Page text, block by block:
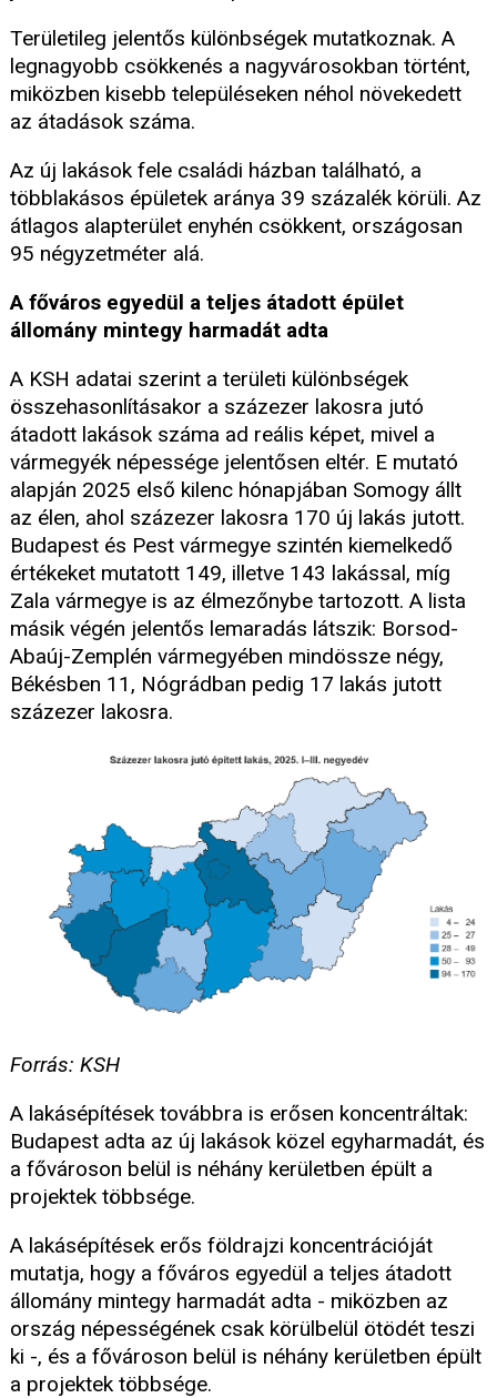
Területileg jelentős különbségek mutatkoznak. A
legnagyobb csökkenés a nagyvárosokban történt,
miközben kisebb településeken néhol növekedett
az átadások száma.
Az új lakások fele családi házban található, a
többlakásos épületek aránya 39 százalék körüli. Az
átlagos alapterület enyhén csökkent, országosan
95 négyzetméter alá.
A főváros egyedül a teljes átadott épület
állomány mintegy harmadát adta
A KSH adatai szerint a területi különbségek
összehasonlításakor a százezer lakosra jutó
átadott lakások száma ad reális képet, mivel a
vármegyék népessége jelentősen eltér. E mutató
alapján 2025 első kilenc hónapjában Somogy állt
az élen, ahol százezer lakosra 170 új lakás jutott.
Budapest és Pest vármegye szintén kiemelkedő
értékeket mutatott 149, illetve 143 lakással, míg
Zala vármegye is az élmezőnybe tartozott. A lista
másik végén jelentős lemaradás látszik: Borsod-
Abaúj-Zemplén vármegyében mindössze négy,
Békésben 11, Nógrádban pedig 17 lakás jutott
százezer lakosra.
Forrás: KSH
A lakásépítések továbbra is erősen koncentráltak:
Budapest adta az új lakások közel egyharmadát, és
a fővároson belül is néhány kerületben épült a
projektek többsége.
A lakásépítések erős földrajzi koncentrációját
mutatja, hogy a főváros egyedül a teljes átadott
állomány mintegy harmadát adta - miközben az
ország népességének csak körülbelül ötödét teszi
ki -, és a fővároson belül is néhány kerületben épült
a projektek többsége.